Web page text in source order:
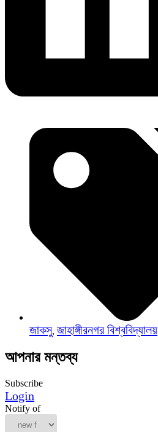
জাকসু, জাহাঙ্গীরনগর বিশ্ববিদ্যালয়
আপনার মন্তব্য
Subscribe
Login
Notify of